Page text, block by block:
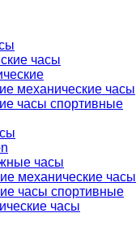
часы
механические часы
часы спортивные
часы
механические часы
часы спортивные
часы